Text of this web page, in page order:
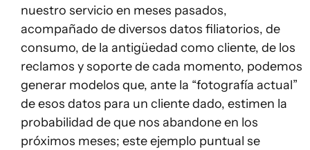
nuestro servicio en meses pasados,
acompañado de diversos datos filiatorios, de
consumo, de la antigüedad como cliente, de los
reclamos y soporte de cada momento, podemos
generar modelos que, ante la “fotografía actual”
de esos datos para un cliente dado, estimen la
probabilidad de que nos abandone en los
próximos meses; este ejemplo puntual se